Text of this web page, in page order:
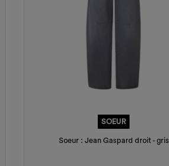
SOEUR
Soeur : Jean Gaspard droit - gris